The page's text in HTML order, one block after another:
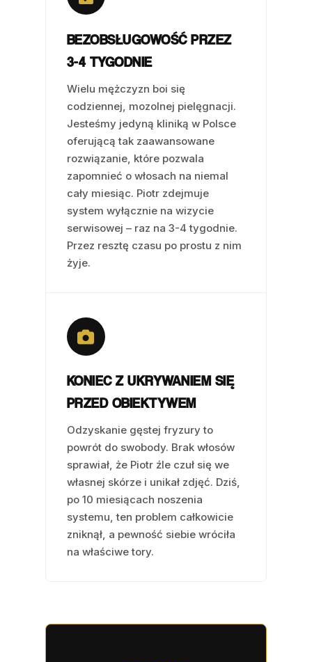
BEZOBSŁUGOWOŚĆ PRZEZ
3-4 TYGODNIE
Wielu mężczyzn boi się
codziennej, mozolnej pielęgnacji.
Jesteśmy jedyną kliniką w Polsce
oferującą tak zaawansowane
rozwiązanie, które pozwala
zapomnieć o włosach na niemal
cały miesiąc. Piotr zdejmuje
system wyłącznie na wizycie
serwisowej – raz na 3-4 tygodnie.
Przez resztę czasu po prostu z nim
żyje.
KONIEC Z UKRYWANIEM SIĘ
PRZED OBIEKTYWEM
Odzyskanie gęstej fryzury to
powrót do swobody. Brak włosów
sprawiał, że Piotr źle czuł się we
własnej skórze i unikał zdjęć. Dziś,
po 10 miesiącach noszenia
systemu, ten problem całkowicie
zniknął, a pewność siebie wróciła
na właściwe tory.